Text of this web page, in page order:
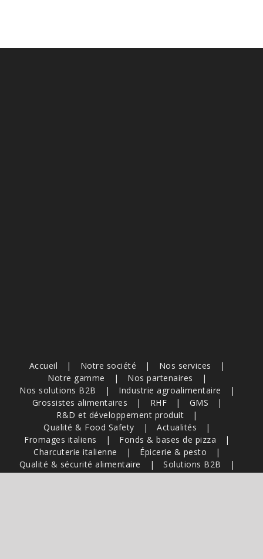
Accueil Notre société
Nos services
Notre gamme
Nos partenaires
Nos solutions B2B
Industrie agroalimentaire
Grossistes alimentaires
RHF
GMS
R&D et développement produit
Qualité & Food Safety
Actualités
Fromages italiens
Fonds & bases de pizza
Charcuterie italienne
Épicerie & pesto
Qualité & sécurité alimentaire
Solutions B2B